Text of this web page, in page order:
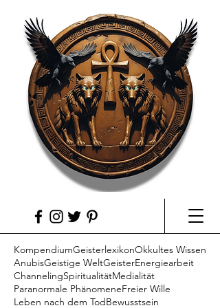
KompendiumGeisterlexikonOkkultes Wissen
AnubisGeistige WeltGeisterEnergiearbeit
ChannelingSpiritualitätMedialität
Paranormale PhänomeneFreier Wille
Leben nach dem TodBewusstsein